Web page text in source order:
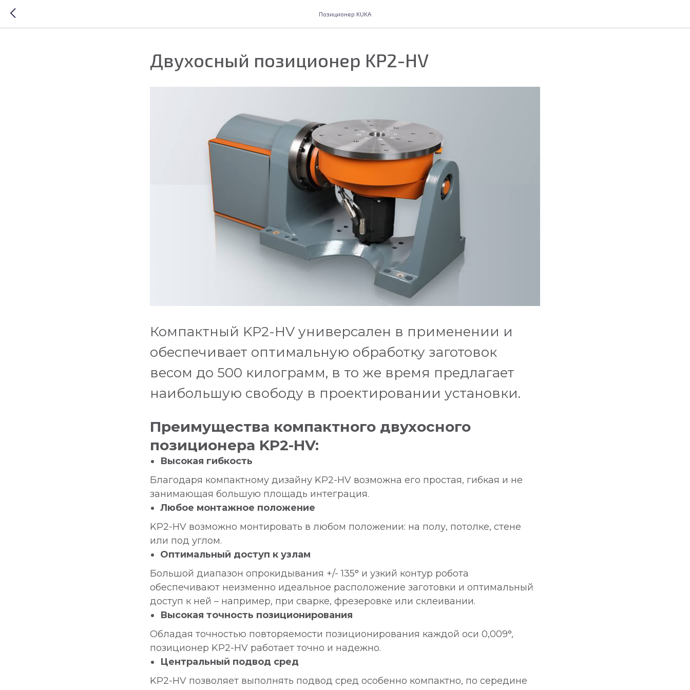
Позиционер KUKA
Двухосный позиционер KP2-HV
Компактный KP2-HV универсален в применении и
обеспечивает оптимальную обработку заготовок
весом до 500 килограмм, в то же время предлагает
наибольшую свободу в проектировании установки.
Преимущества компактного двухосного
позиционера KP2-HV:
Высокая гибкость
Благодаря компактному дизайну KP2-HV возможна его простая, гибкая и не
занимающая большую площадь интеграция.
Любое монтажное положение
KP2-HV возможно монтировать в любом положении: на полу, потолке, стене
или под углом.
Оптимальный доступ к узлам
Большой диапазон опрокидывания +/- 135° и узкий контур робота
обеспечивают неизменно идеальное расположение заготовки и оптимальный
доступ к ней – например, при сварке, фрезеровке или склеивании.
Высокая точность позиционирования
Обладая точностью повторяемости позиционирования каждой оси 0,009°,
позиционер KP2-HV работает точно и надежно.
Центральный подвод сред
KP2-HV позволяет выполнять подвод сред особенно компактно, по середине